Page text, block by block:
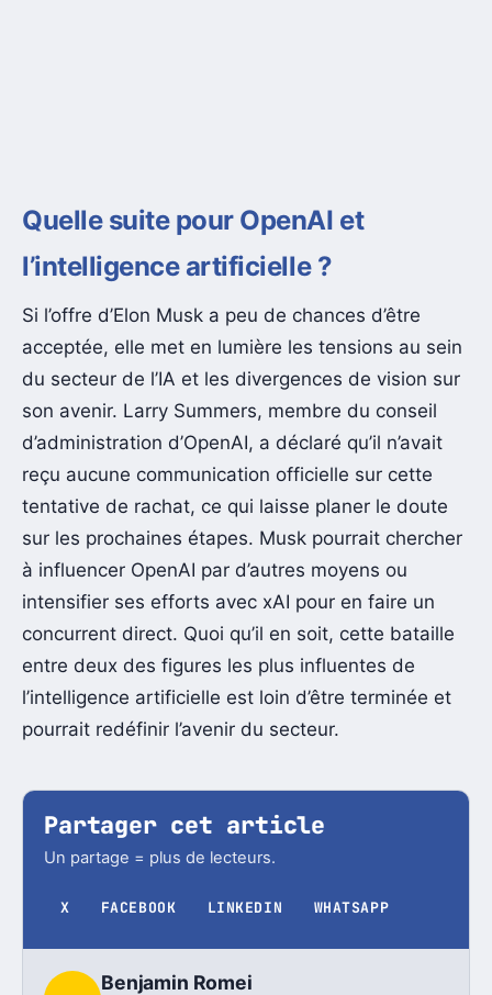
Quelle suite pour OpenAI et
l’intelligence artificielle ?
Si l’offre d’Elon Musk a peu de chances d’être
acceptée, elle met en lumière les tensions au sein
du secteur de l’IA et les divergences de vision sur
son avenir. Larry Summers, membre du conseil
d’administration d’OpenAI, a déclaré qu’il n’avait
reçu aucune communication officielle sur cette
tentative de rachat, ce qui laisse planer le doute
sur les prochaines étapes. Musk pourrait chercher
à influencer OpenAI par d’autres moyens ou
intensifier ses efforts avec xAI pour en faire un
concurrent direct. Quoi qu’il en soit, cette bataille
entre deux des figures les plus influentes de
l’intelligence artificielle est loin d’être terminée et
pourrait redéfinir l’avenir du secteur.
Partager cet article
Un partage = plus de lecteurs.
X FACEBOOK LINKEDIN WHATSAPP
Benjamin Romei